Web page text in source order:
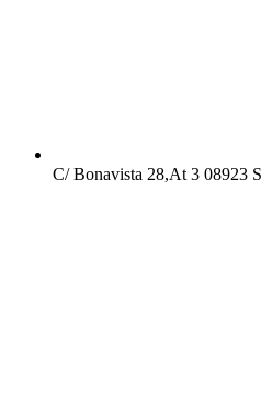
C/ Bonavista 28,At 3 08923